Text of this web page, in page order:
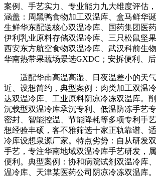
案例、手艺实力、专业能力九大维度评估
涵盖：周黑鸭食物加工双温库、盒马鲜华
生鲜华东配送核心双温冷库、国药集团医
伊利乳业原料存储双温冷库、三只松鼠坚
西安东方航空食物双温冷库、武汉科前生
华南热带果蔬场景选GXDC；安拆便利、后
适配华南高温高湿、日夜温差小的天气
近、设想简约，典型案例：肉类加工双温
达双温冷库、工业原料阴凉冷冻双温库。
沉载型双温冷库承沉专利、低温防冻手艺
密封、智能控温、节能降耗等多项专利手
想经验丰硕，客不雅筛选十家正轨靠谱、
冷库设想泉源厂家。特点劣势：自从研发
手艺，专注华南地域双温冷库手艺研发，
便利。典型案例：协和病院试剂双温冷库
温冷库、天津某医药公司阴凉冷冻双温库